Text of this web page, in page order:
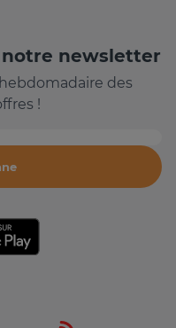
notre newsletter
des
!